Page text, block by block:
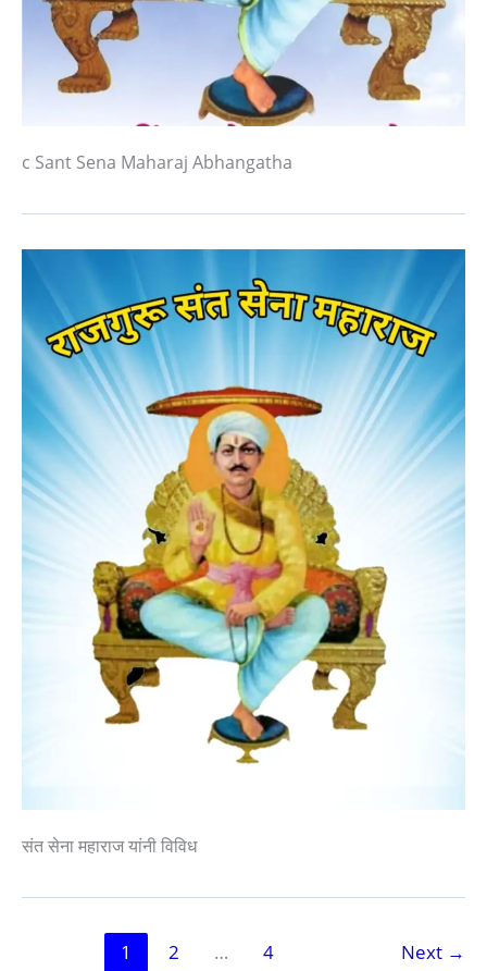
c Sant Sena Maharaj Abhangatha
संत सेना महाराज यांनी विविध
1 2 … 4 Next →